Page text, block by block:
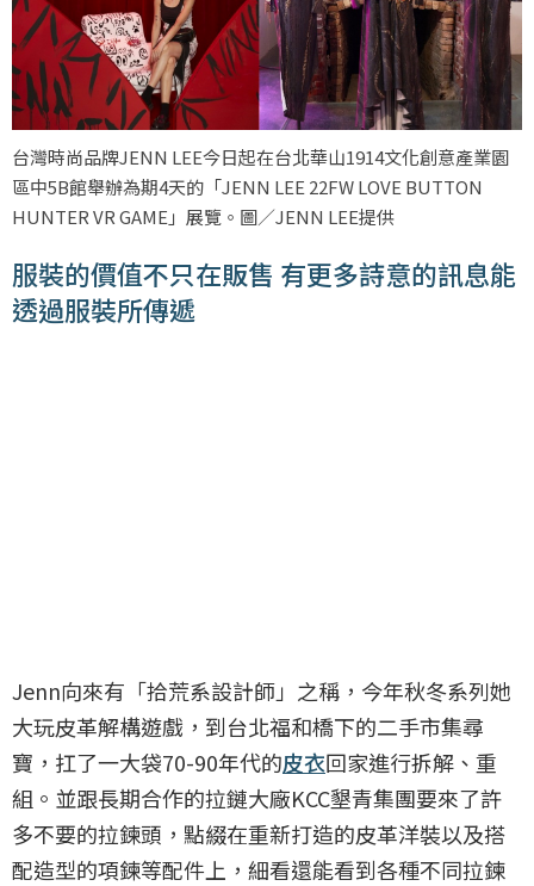
台灣時尚品牌JENN LEE今日起在台北華山1914文化創意產業園
區中5B館舉辦為期4天的「JENN LEE 22FW LOVE BUTTON
HUNTER VR GAME」展覽。圖／JENN LEE提供
服裝的價值不只在販售 有更多詩意的訊息能
透過服裝所傳遞
Jenn向來有「拾荒系設計師」之稱，今年秋冬系列她
大玩皮革解構遊戲，到台北福和橋下的二手市集尋
寶，扛了一大袋70-90年代的皮衣回家進行拆解、重
組。並跟長期合作的拉鏈大廠KCC墾青集團要來了許
多不要的拉鍊頭，點綴在重新打造的皮革洋裝以及搭
配造型的項鍊等配件上，細看還能看到各種不同拉鍊